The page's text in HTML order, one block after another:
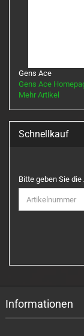
Gens Ace
Gens Ace
Mehr Artikel
Schnellkauf
BITTE
GEBEN
SIE
DIE
EIN.
Bitte geben Sie
Informationen